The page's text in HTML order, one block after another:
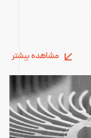
مشاهده بیشتر